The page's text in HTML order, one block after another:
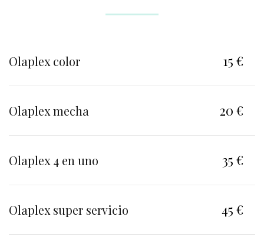
Olaplex color 15 €
Olaplex mecha 20 €
Olaplex 4 en uno 35 €
Olaplex super servicio 45 €